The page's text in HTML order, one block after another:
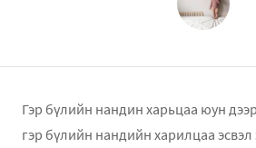
Гэр бүлийн нандин харьцаа юун
гэр бүлийн нандийн харилцаа